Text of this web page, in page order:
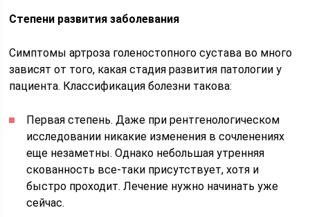
Степени развития заболевания
Симптомы артроза голеностопного сустава во много
зависят от того, какая стадия развития патологии у
пациента. Классификация болезни такова:
Первая степень. Даже при рентгенологическом
исследовании никакие изменения в сочленениях
еще незаметны. Однако небольшая утренняя
скованность все-таки присутствует, хотя и
быстро проходит. Лечение нужно начинать уже
сейчас.